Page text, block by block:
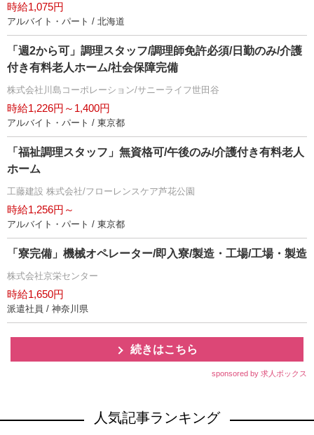
時給1,075円
アルバイト・パート / 北海道
「週2から可」調理スタッフ/調理師免許必須/日勤のみ/介護
付き有料老人ホーム/社会保障完備
株式会社川島コーポレーション/サニーライフ世田谷
時給1,226円～1,400円
アルバイト・パート / 東京都
「福祉調理スタッフ」無資格可/午後のみ/介護付き有料老人
ホーム
工藤建設 株式会社/フローレンスケア芦花公園
時給1,256円～
アルバイト・パート / 東京都
「寮完備」機械オペレーター/即入寮/製造・工場/工場・製造
株式会社京栄センター
時給1,650円
派遣社員 / 神奈川県
続きはこちら
sponsored by 求人ボックス
人気記事ランキング